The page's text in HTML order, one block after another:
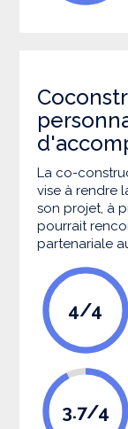
La co-
vise à rendre
son projet, à
pourrait
partenariale
4/4
3.7/4